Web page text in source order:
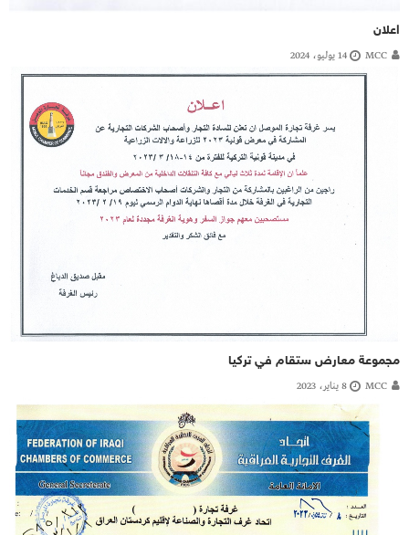
اعلان
MCC 14 يوليو، 2024
مجموعة معارض ستقام في تركيا
MCC 8 يناير، 2023